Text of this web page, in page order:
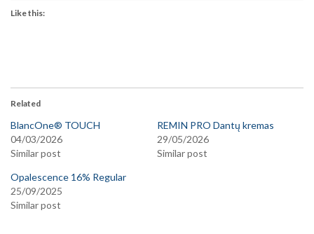
Like this:
Related
BlancOne® TOUCH
04/03/2026
Similar post
REMIN PRO Dantų kremas
29/05/2026
Similar post
Opalescence 16% Regular
25/09/2025
Similar post